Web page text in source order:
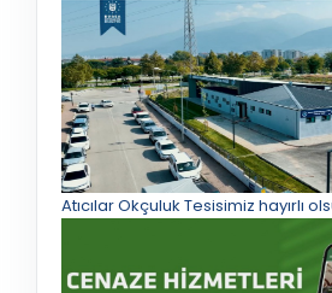
Atıcılar Okçuluk Tesisimiz hayırlı